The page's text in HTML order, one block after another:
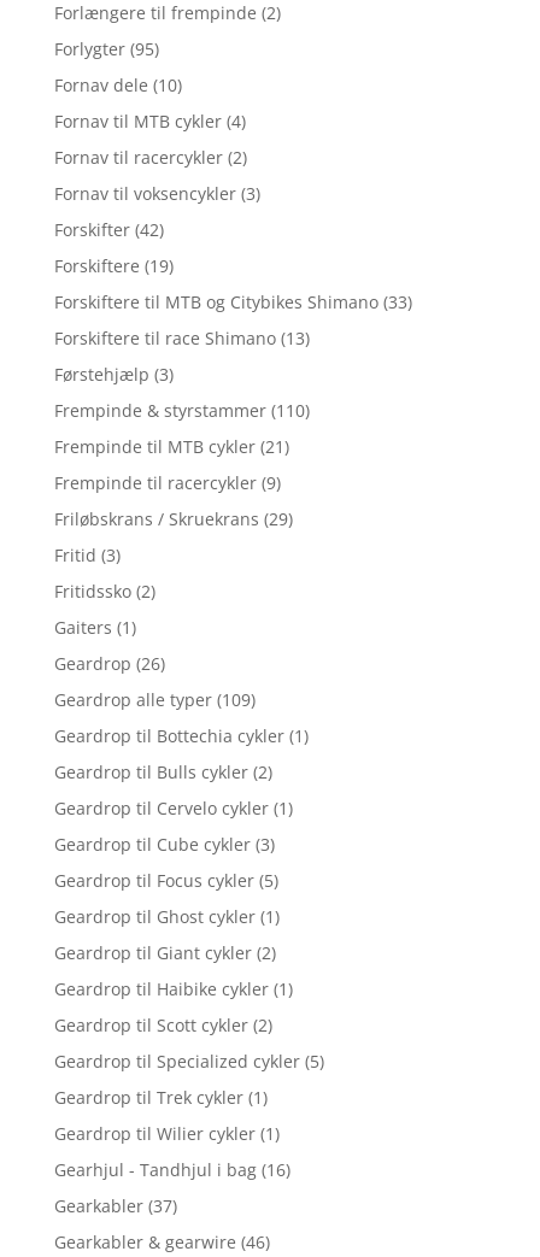
Forlængere til frempinde (2)
Forlygter (95)
Fornav dele (10)
Fornav til MTB cykler (4)
Fornav til racercykler (2)
Fornav til voksencykler (3)
Forskifter (42)
Forskiftere (19)
Forskiftere til MTB og Citybikes Shimano (33)
Forskiftere til race Shimano (13)
Førstehjælp (3)
Frempinde & styrstammer (110)
Frempinde til MTB cykler (21)
Frempinde til racercykler (9)
Friløbskrans / Skruekrans (29)
Fritid (3)
Fritidssko (2)
Gaiters (1)
Geardrop (26)
Geardrop alle typer (109)
Geardrop til Bottechia cykler (1)
Geardrop til Bulls cykler (2)
Geardrop til Cervelo cykler (1)
Geardrop til Cube cykler (3)
Geardrop til Focus cykler (5)
Geardrop til Ghost cykler (1)
Geardrop til Giant cykler (2)
Geardrop til Haibike cykler (1)
Geardrop til Scott cykler (2)
Geardrop til Specialized cykler (5)
Geardrop til Trek cykler (1)
Geardrop til Wilier cykler (1)
Gearhjul - Tandhjul i bag (16)
Gearkabler (37)
Gearkabler & gearwire (46)